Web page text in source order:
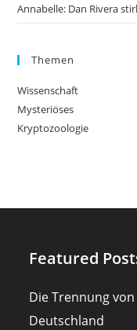
Annabelle: Dan Rivera
Themen
Wissenschaft
Mysteriöses
Kryptozoologie
Featured
Die Trennung
Deutschland